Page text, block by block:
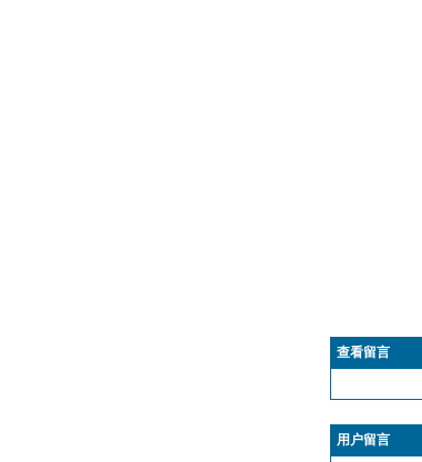
查看留言
用户留言